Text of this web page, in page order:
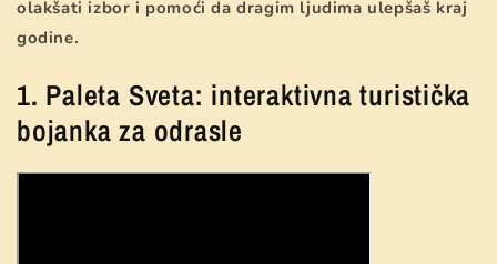
olakšati izbor i pomoći da dragim ljudima ulepšaš kraj
godine.
1. Paleta Sveta: interaktivna turistička
bojanka za odrasle